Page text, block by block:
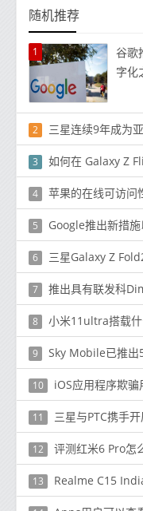
随机推荐
1
谷歌
字化
2 三星连续9年成为
3 如何在 Galaxy Z
4 苹果的在线可访问
5 Google推出新措
6 三星Galaxy Z
7 推出具有联发科Dimensity
8 小米11ultra搭载
9 Sky Mobile已推出5G
10 iOS应用程序欺
11 三星与PTC携手
12 评测红米6 Pro怎
13 Realme C15